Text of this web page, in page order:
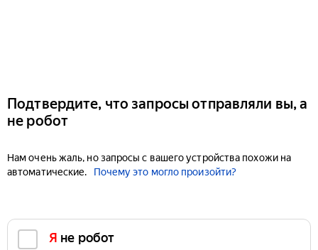
Подтвердите, что запросы отправляли вы, а
не робот
Нам очень жаль, но запросы с вашего устройства похожи на
автоматические.
Почему это могло произойти?
Я не робот